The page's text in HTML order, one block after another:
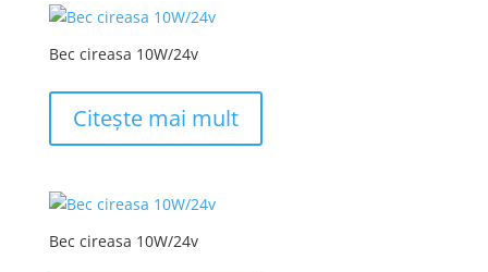
Bec cireasa 10W/24v
Citește mai mult
Bec cireasa 10W/24v